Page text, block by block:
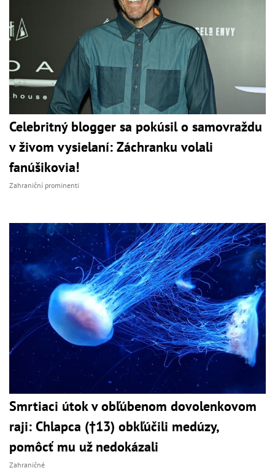
Celebritný blogger sa pokúsil o samovraždu
v živom vysielaní: Záchranku volali
fanúšikovia!
Zahraniční prominenti
Smrtiaci útok v obľúbenom dovolenkovom
raji: Chlapca (†13) obkľúčili medúzy,
pomôcť mu už nedokázali
Zahraničné